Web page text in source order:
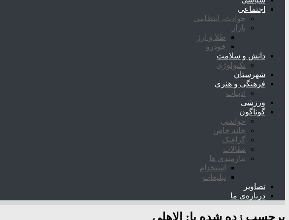
اجتماعی
حوادث، انتظامی
بازار
طلا و ارز
خودرو
دانش و سلامت
تکنولوژی
شهرستان
فرهنگی و هنری
ادبیات
ورزشی
گوناگون
خواندنی
خانه خاص
گرافیک
مقالات
نیازمندی ها
استخدام
تبلیغات
تصاویر
درباره‌ی ما
برچسب زده شده با: الاهلی